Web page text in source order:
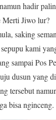
hadir
Merti Jiwo lur?
saking
kami
sampai Pos
dusun yang
tersebut
bisa nginceng.